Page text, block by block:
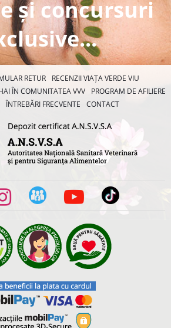
și concursuri
RETUR
RECENZII VIAȚA VERDE VIU
ÎN COMUNITATEA VVV
PROGRAM DE AFILIERE
ÎNTREBĂRI FRECVENTE CONTACT